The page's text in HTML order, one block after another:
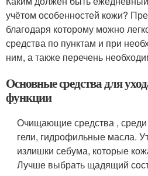
учётом особенностей кожи?
благодаря которому можно
средства по пунктам и при
ним, а также перечень
Основные средства для
функции
Очищающие средства , среди
гели, гидрофильные масла.
излишки себума, которые
Лучше выбрать щадящий